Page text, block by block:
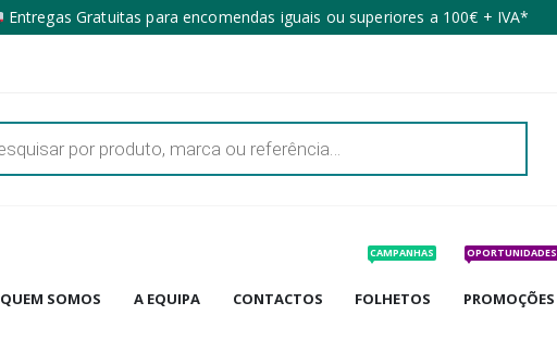
Entregas Gratuitas para encomendas iguais ou superiores a 100€ + IVA*
QUEM SOMOS A EQUIPA CONTACTOS FOLHETOS
CAMPANHAS
PROMOÇÕES
OPORTUNIDADES